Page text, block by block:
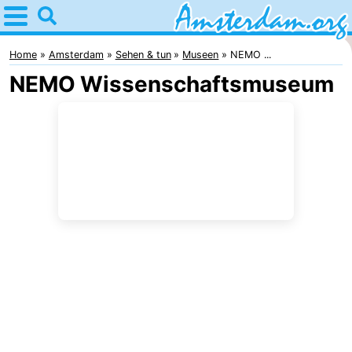
Home
Amsterdam
Interessante
Home Amsterdam Sehen & tun Museen NEMO ...
NEMO Wissenschaftsmuseum